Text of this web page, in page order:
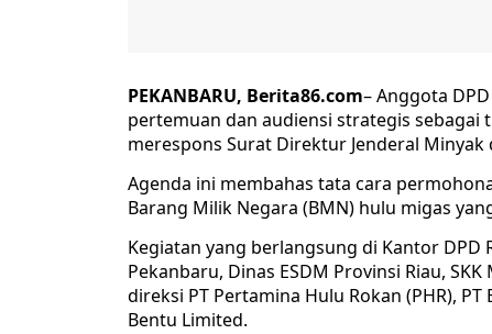
PEKANBARU, Berita86.com– Anggota
pertemuan dan audiensi strategis sebagai
merespons Surat Direktur Jenderal Minyak
Agenda ini membahas tata cara
Barang Milik Negara (BMN) hulu migas
Kegiatan yang berlangsung di Kantor DPD
Pekanbaru, Dinas ESDM Provinsi Riau,
direksi PT Pertamina Hulu Rokan (PHR),
Bentu Limited.